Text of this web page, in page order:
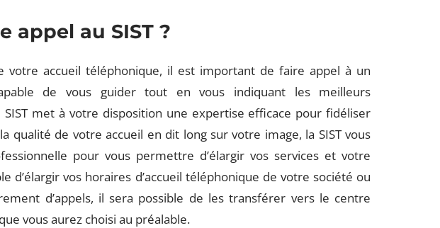
appel au SIST ?
votre accueil téléphonique, il est important de faire appel à un
de vous guider tout en vous indiquant les meilleurs
met à votre disposition une expertise efficace pour fidéliser
qualité de votre accueil en dit long sur votre image, la SIST vous
pour vous permettre d’élargir vos services et votre
d’élargir vos horaires d’accueil téléphonique de votre société ou
d’appels, il sera possible de les transférer vers le centre
vous aurez choisi au préalable.